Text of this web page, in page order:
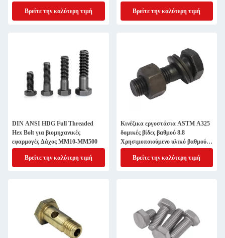
Βρείτε την καλύτερη τιμή
επιλογές
Βρείτε την καλύτερη τιμή
DIN ANSI HDG Full Threaded
Hex Bolt για βιομηχανικές
εφαρμογές Δάχος MM10-MM500
Βρείτε την καλύτερη τιμή
Κινέζικα εργοστάσια ASTM A325
δομικές βίδες βαθμού 8.8
Χρησιμοποιούμενο υλικό βαθμού
hex βίδες
Βρείτε την καλύτερη τιμή